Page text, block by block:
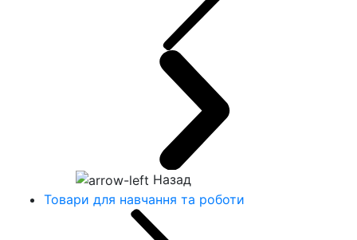
Назад
Товари для навчання та роботи